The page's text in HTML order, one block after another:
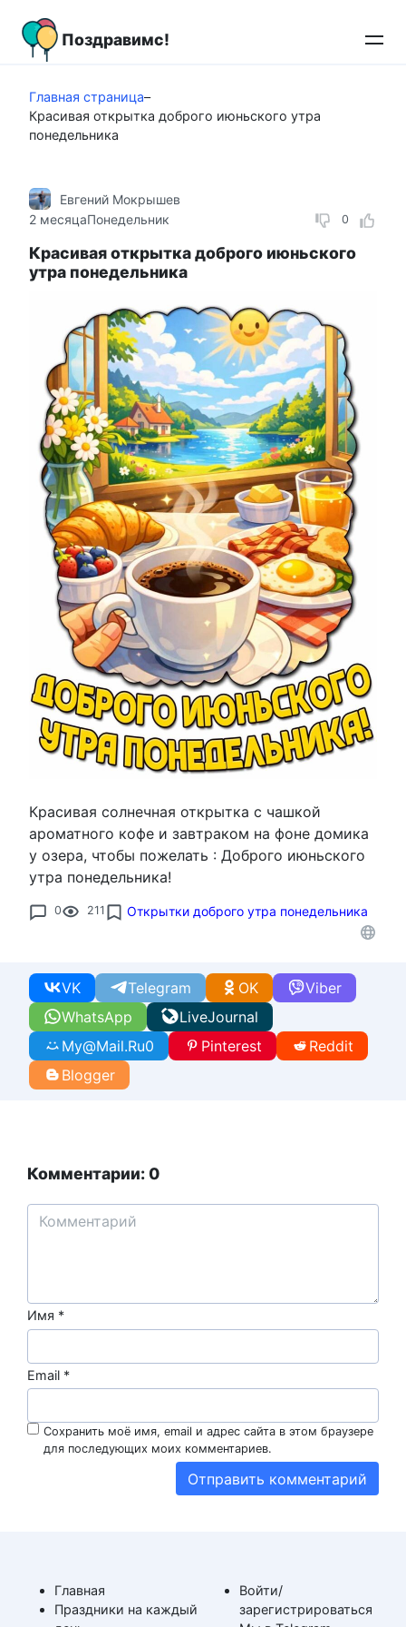
контенту
Поздравимс!
Главная страница–
Красивая открытка доброго июньского утра
понедельника
0
Евгений Мокрышев
2 месяцаПонедельник
Красивая открытка доброго июньского
утра понедельника
Красивая солнечная открытка с чашкой
ароматного кофе и завтраком на фоне домика
у озера, чтобы пожелать : Доброго июньского
утра понедельника!
0 211 Открытки доброго утра понедельника
WhatsApp
VK Telegram Viber
OK
LiveJournal
My@Mail.Ru0 Pinterest
Reddit
Blogger
Комментарии: 0
Имя *
Email *
Сохранить моё имя, email и адрес сайта в этом браузере
для последующих моих комментариев.
Главная
Праздники на каждый
Войти/
зарегистрироваться